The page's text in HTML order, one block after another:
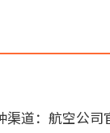
道：航空公司